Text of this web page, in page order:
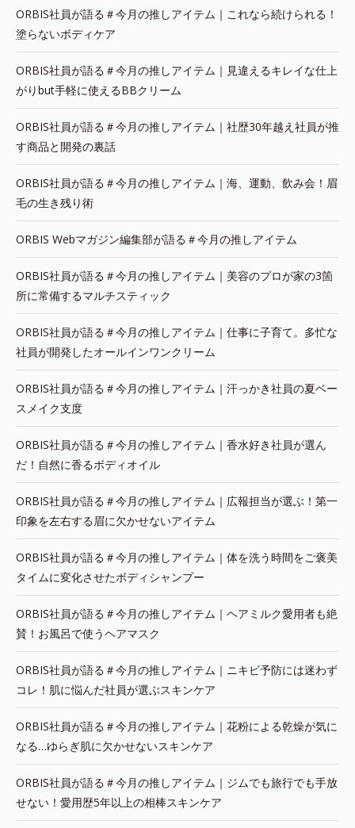
ORBIS社員が語る＃今月の推しアイテム｜これなら続けられる！
塗らないボディケア
ORBIS社員が語る＃今月の推しアイテム｜見違えるキレイな仕上
がりbut手軽に使えるBBクリーム
ORBIS社員が語る＃今月の推しアイテム｜社歴30年越え社員が推
す商品と開発の裏話
ORBIS社員が語る＃今月の推しアイテム｜海、運動、飲み会！眉
毛の生き残り術
ORBIS Webマガジン編集部が語る＃今月の推しアイテム
ORBIS社員が語る＃今月の推しアイテム｜美容のプロが家の3箇
所に常備するマルチスティック
ORBIS社員が語る＃今月の推しアイテム｜仕事に子育て。多忙な
社員が開発したオールインワンクリーム
ORBIS社員が語る＃今月の推しアイテム｜汗っかき社員の夏ベー
スメイク支度
ORBIS社員が語る＃今月の推しアイテム｜香水好き社員が選ん
だ！自然に香るボディオイル
ORBIS社員が語る＃今月の推しアイテム｜広報担当が選ぶ！第一
印象を左右する眉に欠かせないアイテム
ORBIS社員が語る＃今月の推しアイテム｜体を洗う時間をご褒美
タイムに変化させたボディシャンプー
ORBIS社員が語る＃今月の推しアイテム｜ヘアミルク愛用者も絶
賛！お風呂で使うヘアマスク
ORBIS社員が語る＃今月の推しアイテム｜ニキビ予防には迷わず
コレ！肌に悩んだ社員が選ぶスキンケア
ORBIS社員が語る＃今月の推しアイテム｜花粉による乾燥が気に
なる…ゆらぎ肌に欠かせないスキンケア
ORBIS社員が語る＃今月の推しアイテム｜ジムでも旅行でも手放
せない！愛用歴5年以上の相棒スキンケア